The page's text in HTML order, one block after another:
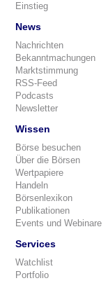
Einstieg
News
Nachrichten
Bekanntmachungen
Marktstimmung
RSS-Feed
Podcasts
Newsletter
Wissen
Börse besuchen
Über die Börsen
Wertpapiere
Handeln
Börsenlexikon
Publikationen
Events und Webinare
Services
Watchlist
Portfolio